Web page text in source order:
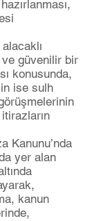
ve güvenilir bir
konusunda,
ise sulh
Kanunu’nda
yer alan
kanun